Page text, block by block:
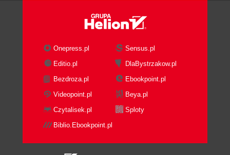
Onepress.pl
Sensus.pl
Editio.pl
DlaBystrzakow.pl
Bezdroza.pl
Ebookpoint.pl
Videopoint.pl
Beya.pl
Czytalisek.pl
Sploty
Biblio.Ebookpoint.pl